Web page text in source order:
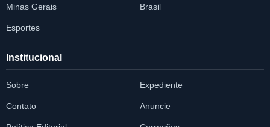
Minas Gerais Brasil
Esportes
Institucional
Sobre Expediente
Contato Anuncie